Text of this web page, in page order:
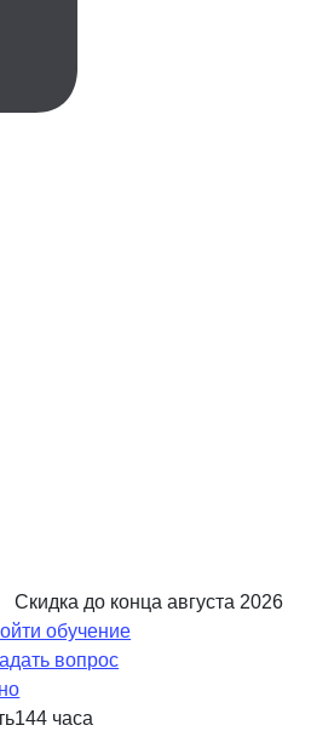
Скидка до конца августа 2026
обучение
вопрос
144 часа